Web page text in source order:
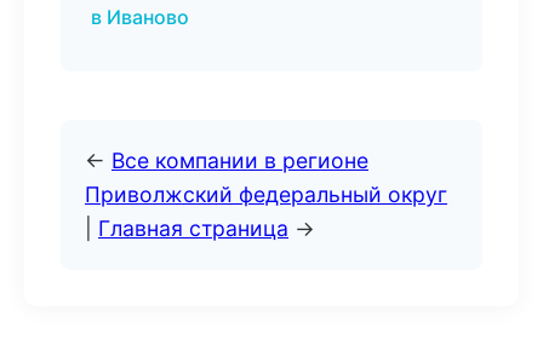
в Иваново
← Все компании в регионе
Приволжский федеральный округ
Главная страница →